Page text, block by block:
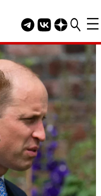
Telegram канал
Группа HELLO
Канал